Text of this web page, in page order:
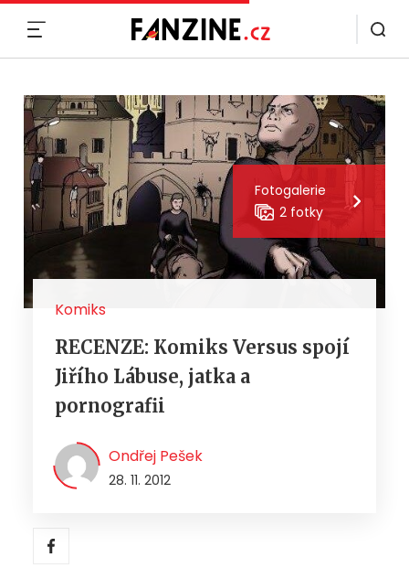
Fotogalerie
2 fotky
Komiks
RECENZE: Komiks Versus spojí
Jiřího Lábuse, jatka a
pornografii
Ondřej Pešek
28. 11. 2012